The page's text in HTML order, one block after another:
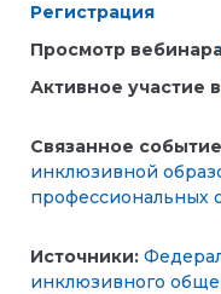
Регистрация
Просмотр
Активное участие в
Связанное
инклюзивной
профессиональных
Источники:
инклюзивного